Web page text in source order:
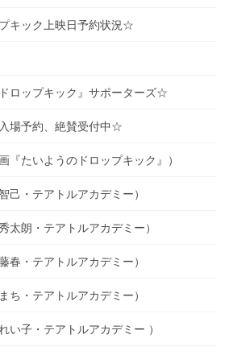
キック上映日予約状況☆
ロップキック』サポーターズ☆
場予約、絶賛受付中☆
『たいようのドロップキック』）
己・テアトルアカデミー）
太朗・テアトルアカデミー）
春・テアトルアカデミー）
ち・テアトルアカデミー）
い子・テアトルアカデミー ）